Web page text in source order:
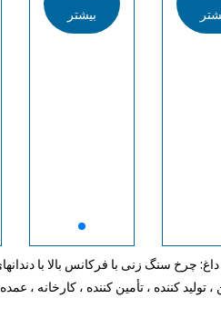
بیشتر
، تولید کننده ، تأمین کننده ، کارخانه ،